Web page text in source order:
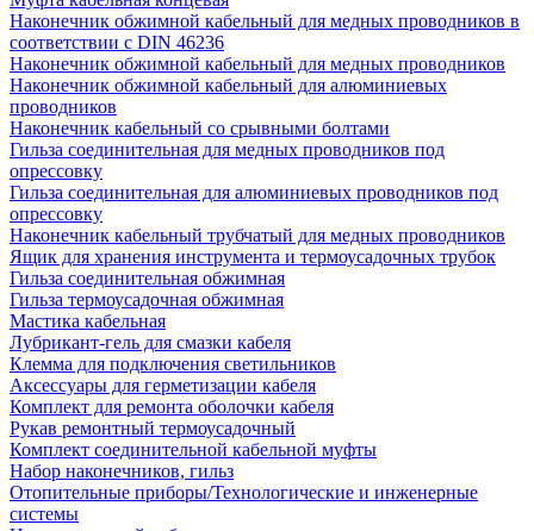
Наконечник обжимной кабельный для медных проводников в
соответствии с DIN 46236
Наконечник обжимной кабельный для медных проводников
Наконечник обжимной кабельный для алюминиевых
проводников
Наконечник кабельный со срывными болтами
Гильза соединительная для медных проводников под
опрессовку
Гильза соединительная для алюминиевых проводников под
опрессовку
Наконечник кабельный трубчатый для медных проводников
Ящик для хранения инструмента и термоусадочных трубок
Гильза соединительная обжимная
Гильза термоусадочная обжимная
Мастика кабельная
Лубрикант-гель для смазки кабеля
Клемма для подключения светильников
Аксессуары для герметизации кабеля
Комплект для ремонта оболочки кабеля
Рукав ремонтный термоусадочный
Комплект соединительной кабельной муфты
Набор наконечников, гильз
Отопительные приборы/Технологические и инженерные
системы